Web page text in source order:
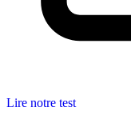
Lire notre test